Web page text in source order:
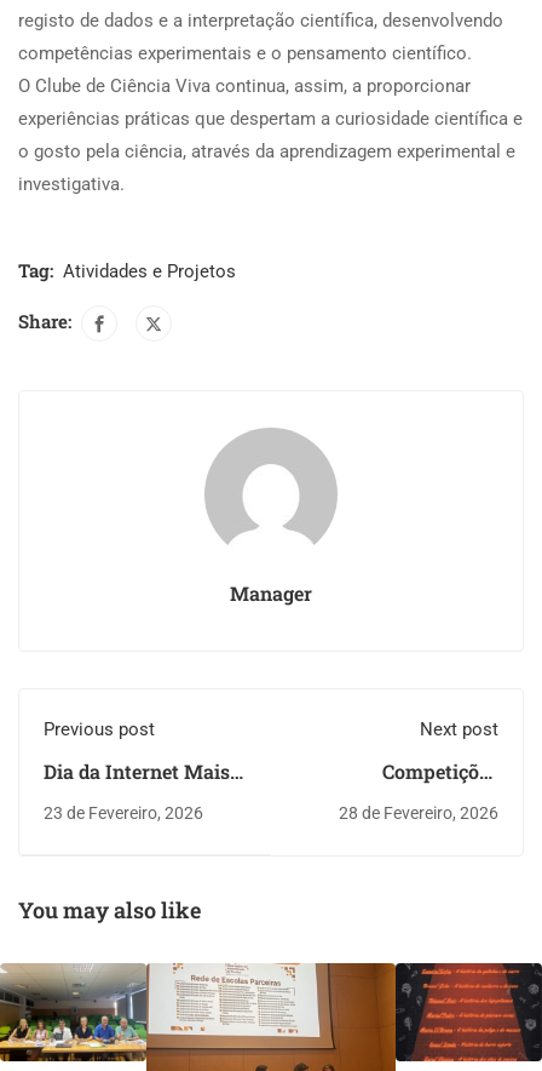
registo de dados e a interpretação científica, desenvolvendo
competências experimentais e o pensamento científico.
O Clube de Ciência Viva continua, assim, a proporcionar
experiências práticas que despertam a curiosidade científica e
o gosto pela ciência, através da aprendizagem experimental e
investigativa.
Tag: Atividades e Projetos
Share:
Manager
Previous post
Dia da Internet Mais
23 de Fevereiro, 2026
Next post
Competições
em Rede
28 de Fevereiro, 2026
You may also like